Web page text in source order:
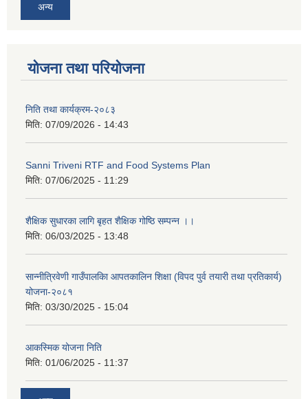
अन्य
योजना तथा परियोजना
निति तथा कार्यक्रम-२०८३
मिति: 07/09/2026 - 14:43
Sanni Triveni RTF and Food Systems Plan
मिति: 07/06/2025 - 11:29
शैक्षिक सुधारका लागि बृहत शैक्षिक गोष्ठि सम्पन्न ।।
मिति: 06/03/2025 - 13:48
सान्नीत्रिवेणी गाउँपालकिा आपतकालिन शिक्षा (विपद पुर्व तयारी तथा प्रतिकार्य)
योजना-२०८१
मिति: 03/30/2025 - 15:04
आकस्मिक योजना निति
मिति: 01/06/2025 - 11:37